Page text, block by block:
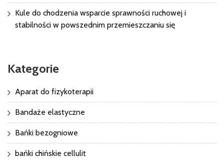
Kule do chodzenia wsparcie sprawności ruchowej i
stabilności w powszednim przemieszczaniu się
Kategorie
Aparat do fizykoterapii
Bandaże elastyczne
Bańki bezogniowe
bańki chińskie cellulit